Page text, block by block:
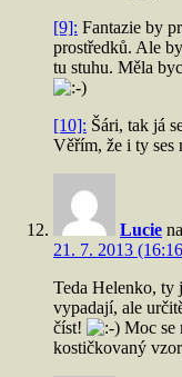
[9]: Fantazie by
prostředků. Ale
tu stuhu. Měla
[10]: Šári, tak já
Věřím, že i ty ses
Lucie
21. 7. 2013
Teda Helenko, ty
vypadají, ale
číst!
Moc se
kostičkovaný